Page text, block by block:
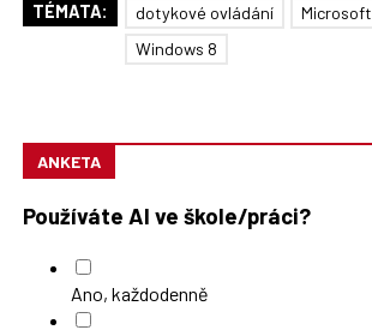
TÉMATA: dotykové ovládání Microsoft
Windows 8
ANKETA
Používáte AI ve škole/práci?
Ano, každodenně